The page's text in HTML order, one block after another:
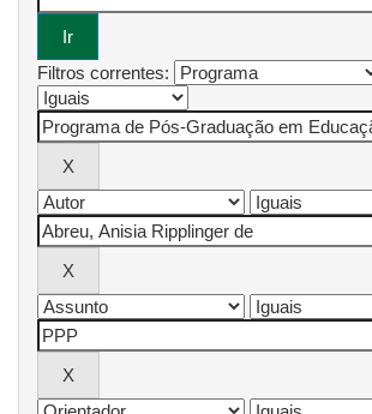
Filtros correntes: